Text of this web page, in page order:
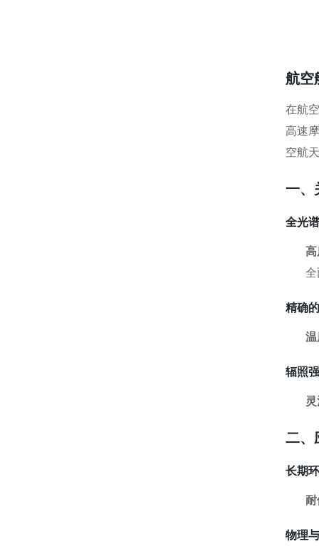
航空
在航
高速
空航
一、
全光
高
全
精确
温
辐照
二、
长期
耐
物理